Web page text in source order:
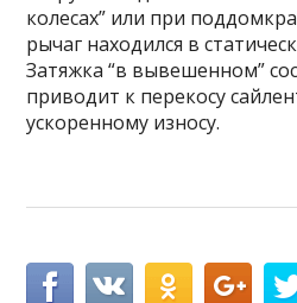
колесах” или при
рычаг находился в
Затяжка “в вывешенном”
приводит к перекосу
ускоренному износу.